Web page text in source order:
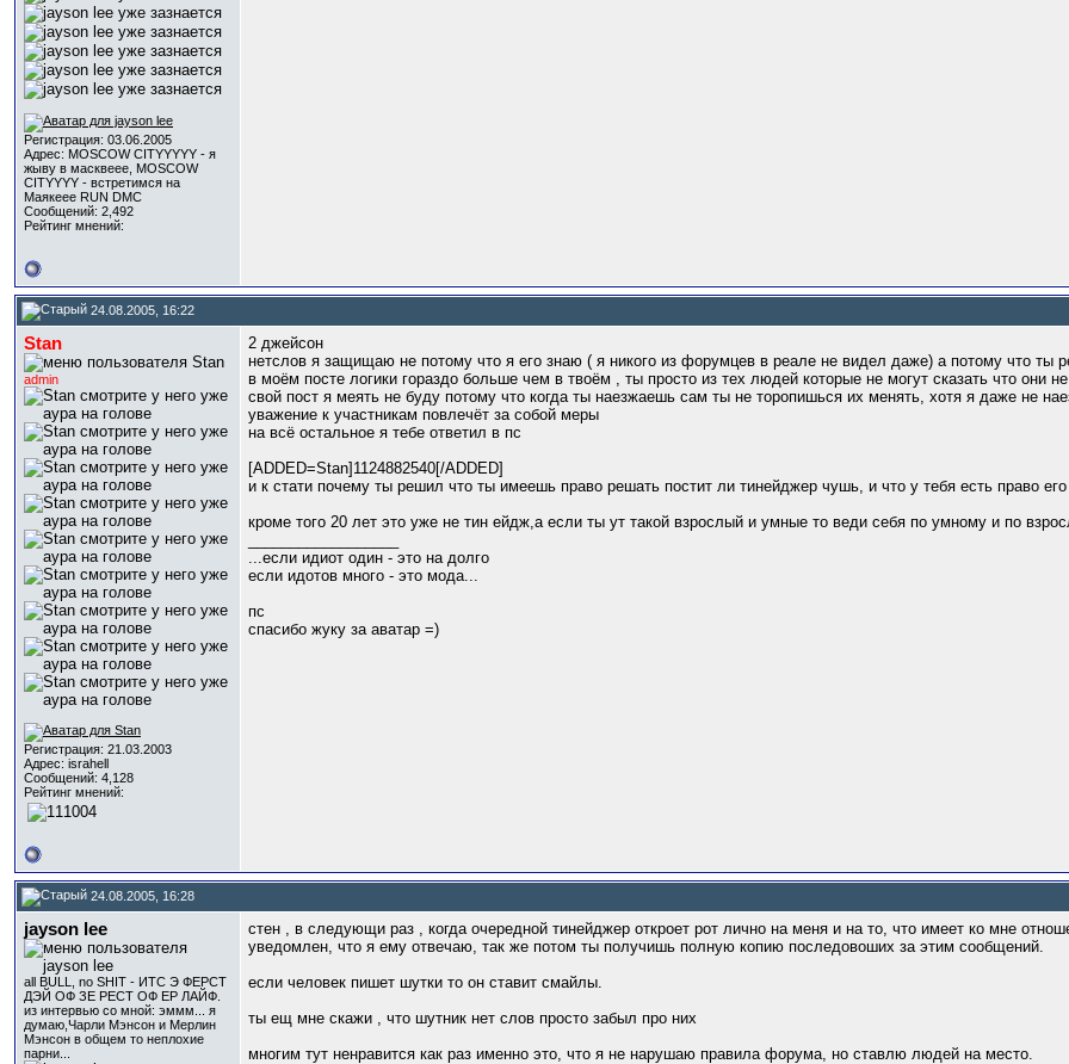
Регистрация: 03.06.2005
Адрес: MOSCOW CITYYYYY - я
жыву в масквеее, MOSCOW
CITYYYY - встретимся на
Маякеее RUN DMC
Сообщений: 2,492
Рейтинг мнений:
24.08.2005, 16:22
Stan
admin
Регистрация: 21.03.2003
Адрес: israhell
Сообщений: 4,128
Рейтинг мнений:
2 джейсон
нетслов я защищаю не потому что я его знаю ( я никого из форумцев в реале не видел даже) а потому что ты
в моём посте логики гораздо больше чем в твоём , ты просто из тех людей которые не могут сказать что они
свой пост я меять не буду потому что когда ты наезжаешь сам ты не торопишься их менять, хотя я даже не
уважение к участникам повлечёт за собой меры
на всё остальное я тебе ответил в пс
[ADDED=Stan]1124882540[/ADDED]
и к стати почему ты решил что ты имеешь право решать постит ли тинейджер чушь, и что у тебя есть право
кроме того 20 лет это уже не тин ейдж,а если ты ут такой взрослый и умные то веди себя по умному и по
...если идиот один - это на долго
если идотов много - это мода...
пс
спасибо жуку за аватар =)
24.08.2005, 16:28
jayson lee
all BULL, no SHIT - ИТС Э ФЕРСТ
ДЭЙ ОФ ЗЕ РЕСТ ОФ ЕР ЛАЙФ.
из интервью со мной: эммм... я
думаю,Чарли Мэнсон и Мерлин
Мэнсон в общем то неплохие
парни...
стен , в следующи раз , когда очередной тинейджер откроет рот лично на меня и на то, что имеет ко мне
уведомлен, что я ему отвечаю, так же потом ты получишь полную копию последовоших за этим сообщений.
если человек пишет шутки то он ставит смайлы.
ты ещ мне скажи , что шутник нет слов просто забыл про них
многим тут ненравится как раз именно это, что я не нарушаю правила форума, но ставлю людей на место.